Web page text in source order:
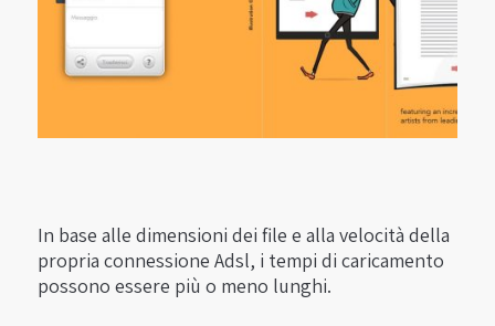
In base alle dimensioni dei file e alla velocità della
propria connessione Adsl, i tempi di caricamento
possono essere più o meno lunghi.